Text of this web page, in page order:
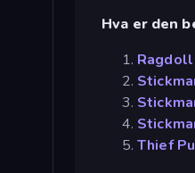
Hva er den
Thief